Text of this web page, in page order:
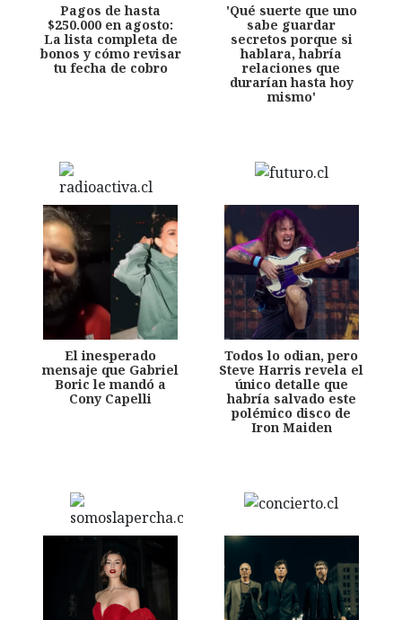
Pagos de hasta
$250.000 en agosto:
La lista completa de
bonos y cómo revisar
tu fecha de cobro
'Qué suerte que uno
sabe guardar
secretos porque si
hablara, habría
relaciones que
durarían hasta hoy
mismo'
El inesperado
mensaje que Gabriel
Boric le mandó a
Cony Capelli
Todos lo odian, pero
Steve Harris revela el
único detalle que
habría salvado este
polémico disco de
Iron Maiden